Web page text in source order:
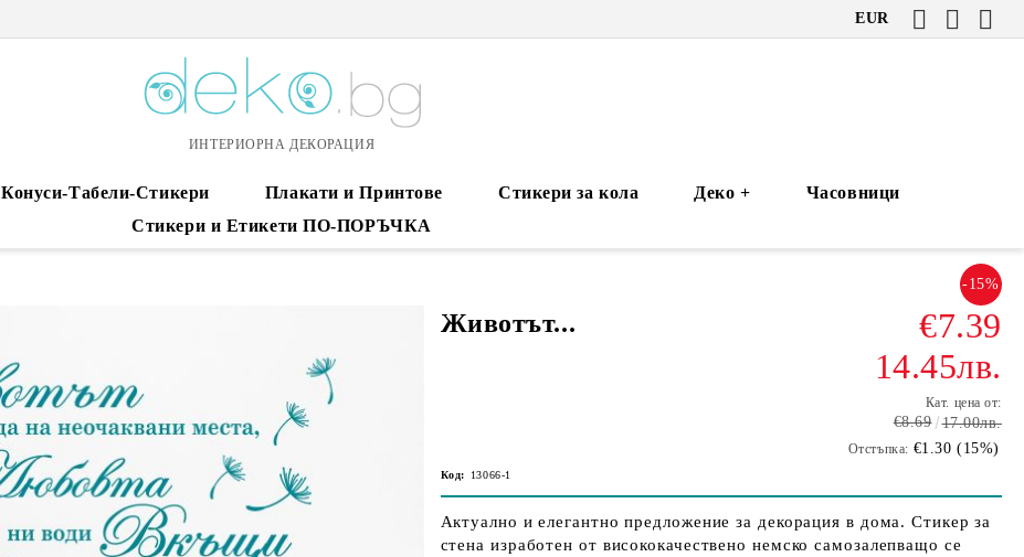
EUR
ИНТЕРИОРНА ДЕКОРАЦИЯ
Конуси-Табели-Стикери Плакати и Принтове Стикери за кола Деко +
Часовници
Стикери и Етикети ПО-ПОРЪЧКА
Животът...
-15%
€7.39
14.45лв.
Кат. цена от:
€8.69 17.00лв.
Отстъпка: €1.30 (15%)
Код: 13066-1
Актуално и елегантно предложение за декорация в дома. Стикер за
стена изработен от висококачествено немско самозалепващо се